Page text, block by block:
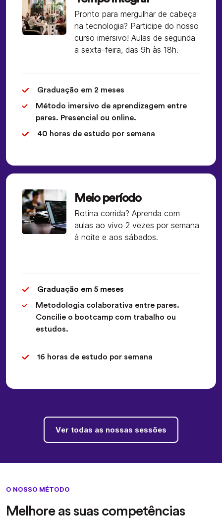
Pronto para mergulhar de cabeça
na tecnologia? Participe do nosso
curso imersivo! Aulas de segunda
a sexta-feira, das 9h às 18h.
Graduação em 2 meses
Método imersivo de aprendizagem entre
pares. Presencial ou online.
40 horas de estudo por semana
Meio período
Rotina corrida? Aprenda com
aulas ao vivo 2 vezes por semana
à noite e aos sábados.
Graduação em 5 meses
Metodologia colaborativa entre pares.
Concilie o bootcamp com trabalho ou
estudos.
16 horas de estudo por semana
Ver todas as nossas sessões
O NOSSO MÉTODO
Melhore as suas competências